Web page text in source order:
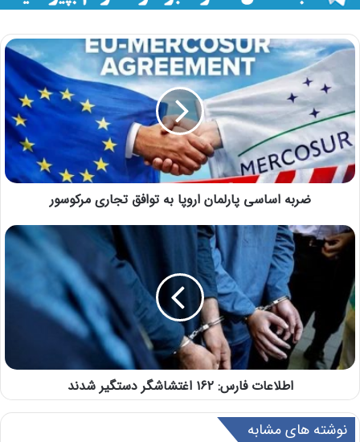
ضربه اساسی پارلمان اروپا به توافق تجاری مرکوسور
اطلاعات فارس: ۱۶۲ اغتشاشگر دستگیر شدند
نوشته های مشابه